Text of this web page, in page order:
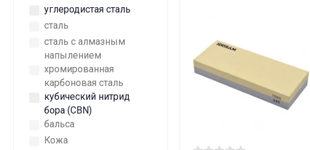
углеродистая сталь
сталь
сталь с алмазным
напылением
хромированная
карбоновая сталь
кубический нитрид
бора (CBN)
бальса
Кожа